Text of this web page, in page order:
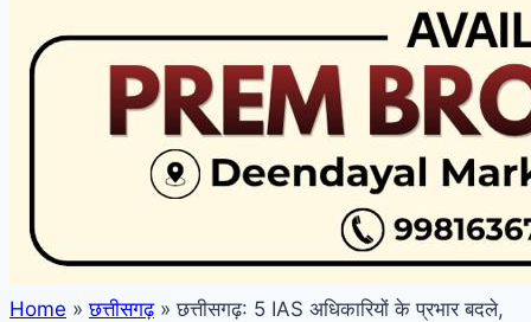
Home » छत्तीसगढ़ » छत्तीसगढ़: 5 IAS अधिकारियों के प्रभार बदले,